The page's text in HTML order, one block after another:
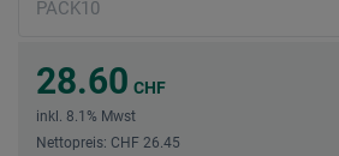
28.60 CHF
inkl. 8.1% Mwst
Nettopreis: CHF 26.45